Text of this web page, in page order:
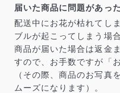
届いた商品に問題があっ
配送中にお花が枯れてし
ブルが起こってしまう場
商品が届いた場合は返金
すので、お手数ですが「
（その際、商品のお写真
ムーズになります）。